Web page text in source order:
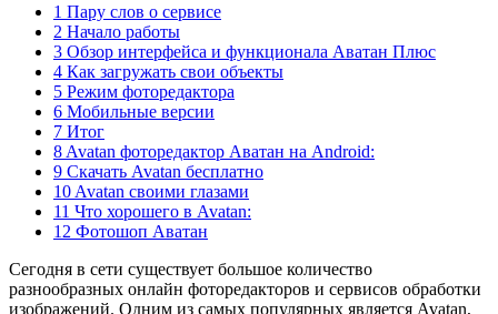
1 Пару слов о сервисе
2 Начало работы
3 Обзор интерфейса и функционала Аватан Плюс
4 Как загружать свои объекты
5 Режим фоторедактора
6 Мобильные версии
7 Итог
8 Avatan фоторедактор Аватан на Android:
9 Скачать Avatan бесплатно
10 Avatan своими глазами
11 Что хорошего в Avatan:
12 Фотошоп Аватан
Сегодня в сети существует большое количество
разнообразных онлайн фоторедакторов и сервисов обработки
изображений. Одним из самых популярных является Avatan,